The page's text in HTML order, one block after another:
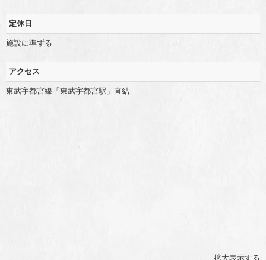
定休日
施設に準ずる
アクセス
東武宇都宮線「東武宇都宮駅」直結
拡大表示する